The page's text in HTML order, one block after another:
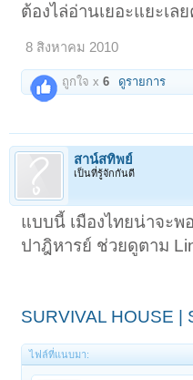
ต้องไล่อ่านเยอะแยะเล
8 สิงหาคม 2010
ถูกใจ x6 ดูรายการ
สาน์สทิพย์
เป็นที่รู้จักกันดี
แบบนี้ เมืองไทยน่าจะ
ปาฎิหารย์ ช่วยดูตาม
SURVIVAL HOUSE |
ไฟล์ที่แนบมา:
1 2 ถัดไป >